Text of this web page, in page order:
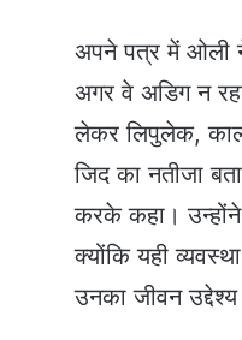
अपने पत्र में ओली
अगर वे अडिग न
लेकर लिपुलेक,
जिद का नतीजा
करके कहा। उन्होंने
क्योंकि यही
उनका जीवन